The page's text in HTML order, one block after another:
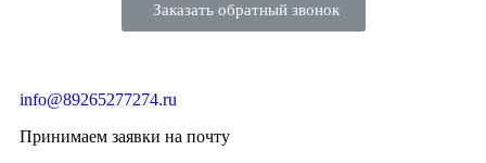
Заказать обратный звонок
info@89265277274.ru
Принимаем заявки на почту